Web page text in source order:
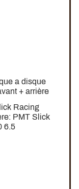
rappellent
voitures de
son carbone
un côté racé
que le
a disque
+ arrière
Racing
PMT Slick
6.5